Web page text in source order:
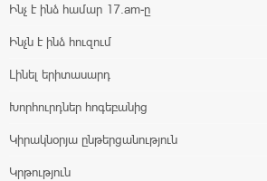
Ինչ է ինձ համար 17.am-ը
Ինչն է ինձ հուզում
Լինել երիտասարդ
Խորհուրդներ հոգեբանից
Կիրակնօրյա ընթերցանություն
Կրթություն